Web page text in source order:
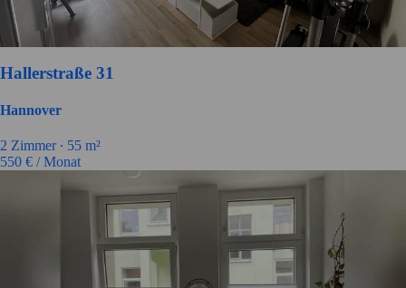
Hallerstraße 31
Hannover
2 Zimmer ∙ 55 m²
550 € / Monat